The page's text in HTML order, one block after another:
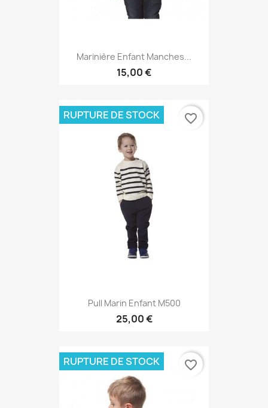
Marinière Enfant Manches...
15,00 €
Pull Marin Enfant M500
25,00 €
RUPTURE DE STOCK favorite_border
RUPTURE DE STOCK favorite_border